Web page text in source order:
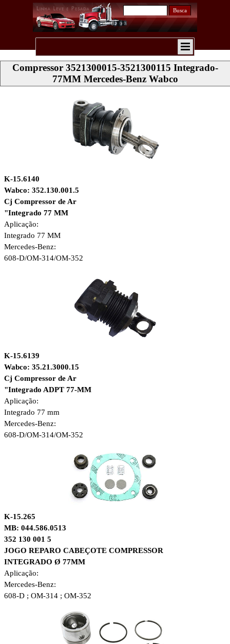
Busca
Compressor 3521300015-3521300115 Integrado-
77MM Mercedes-Benz Wabco
K-15.6140
Wabco: 352.130.001.5
Cj Compressor de Ar
"Integrado 77 MM
Aplicação:
Integrado 77 MM
Mercedes-Benz:
608-D/OM-314/OM-352
K-15.6139
Wabco: 35.21.3000.15
Cj Compressor de Ar
"Integrado ADPT 77-MM
Aplicação:
Integrado 77 mm
Mercedes-Benz:
608-D/OM-314/OM-352
K-15.265
MB: 044.586.0513
352 130 001 5
JOGO REPARO CABEÇOTE COMPRESSOR
INTEGRADO Ø 77MM
Aplicação:
Mercedes-Benz:
608-D ; OM-314 ; OM-352